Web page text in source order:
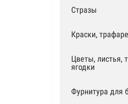
Стразы
Краски,
Цветы, листья,
ягодки
Фурнитура для